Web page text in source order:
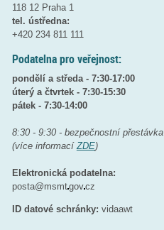
118 12 Praha 1
tel. ústředna:
+420 234 811 111
Podatelna pro veřejnost:
pondělí a středa - 7:30-17:00
úterý a čtvrtek - 7:30-15:30
pátek - 7:30-14:00
8:30 - 9:30 - bezpečnostní přestávka
(více informacíZDE)
Elektronická podatelna:
posta@msmtgovcz
ID datové schránky: vidaawt